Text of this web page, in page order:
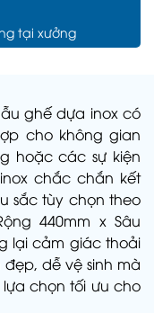
tại xưởng
ghế dựa inox có
cho không gian
hoặc các sự kiện
chắc chắn kết
sắc tùy chọn theo
440mm x Sâu
lại cảm giác thoải
đẹp, dễ vệ sinh mà
chọn tối ưu cho